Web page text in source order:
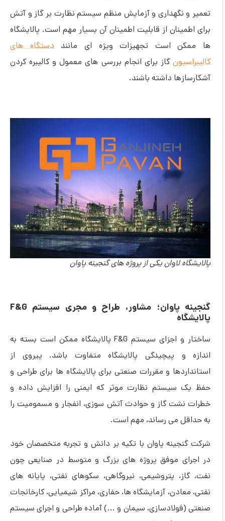
تعمیر و نگهداری و آزمایش منظم سیستم نظارت بر گاز و آتش
برای اطمینان از قابلیت اطمینان آن بسیار مهم است. پالایشگاه
ها ممکن است تجهیزات ویژه ای مانند دستگاه های
کالیبراسیونگاز برای انجام بررسی های معمول و کالیبره کردن
آشکارسازها داشته باشند.
پالایشگاه لاوان یکی از پروژه های گنجینه پاوان
گنجینه پاوان؛ مشاور، طراح و مجری سیستم F&G
پالایشگاه
ساختار و اجزای سیستم F&G پالایشگاه ممکن است بسته به
اندازه و پیچیدگی پالایشگاه متفاوت باشد. پیروی از
استانداردها و مقررات صنعتی برای پالایشگاه ها برای طراحی و
حفظ یک سیستم نظارت موثر که ایمنی را افزایش داده و
خطرات نشت گاز و حوادث آتش سوزی، انفجار و مسمومیت را
به حداقل می رساند، مهم است.
شرکت گنجینه پاوان با تکیه بر دانش و تجربه متخصصان خود
در اجرای موفق پروژه های بزرگ و متوسط در صنایعی چون
نفت، گاز، پتروشیمی، نیروگاهی، سکوهای نفتی، پایانه های
نفتی، معادن، آزمایشگاه ‌ها، حفاری، مراکز شیمیایی، کارخانجات
صنعتی (فولادسازی، سیمان و …) آماده طراحی و اجرای سیستم